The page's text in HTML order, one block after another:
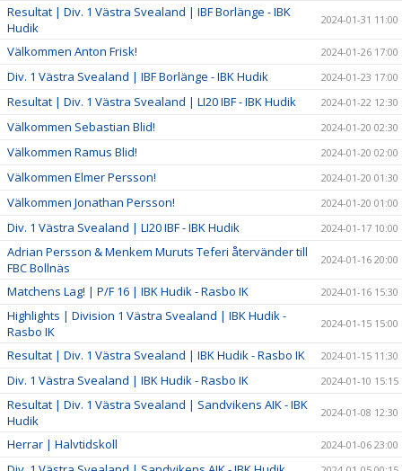
Resultat | Div. 1 Västra Svealand | IBF Borlänge - IBK
Hudik
2024-01-31 11:00
Välkommen Anton Frisk! 2024-01-26 17:00
Div. 1 Västra Svealand | IBF Borlänge - IBK Hudik 2024-01-23 17:00
Resultat | Div. 1 Västra Svealand | LI20 IBF - IBK Hudik 2024-01-22 12:30
Välkommen Sebastian Blid! 2024-01-20 02:30
Välkommen Ramus Blid! 2024-01-20 02:00
Välkommen Elmer Persson! 2024-01-20 01:30
Välkommen Jonathan Persson! 2024-01-20 01:00
Div. 1 Västra Svealand | LI20 IBF - IBK Hudik 2024-01-17 10:00
Adrian Persson & Menkem Muruts Teferi återvänder till
FBC Bollnäs
2024-01-16 20:00
Matchens Lag! | P/F 16 | IBK Hudik - Rasbo IK 2024-01-16 15:30
Highlights | Division 1 Västra Svealand | IBK Hudik -
Rasbo IK
2024-01-15 15:00
Resultat | Div. 1 Västra Svealand | IBK Hudik - Rasbo IK 2024-01-15 11:30
Div. 1 Västra Svealand | IBK Hudik - Rasbo IK 2024-01-10 15:15
Resultat | Div. 1 Västra Svealand | Sandvikens AIK - IBK
Hudik
2024-01-08 12:30
Herrar | Halvtidskoll 2024-01-06 23:00